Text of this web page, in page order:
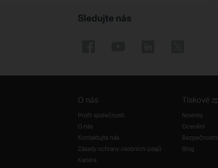
Sledujte nás
O nás
Profil společnosti
O nás
Kontaktujte nás
Zásady ochrany osobních údajů
Kariéra
Tiskové
Novinky
Ocenění
Blog